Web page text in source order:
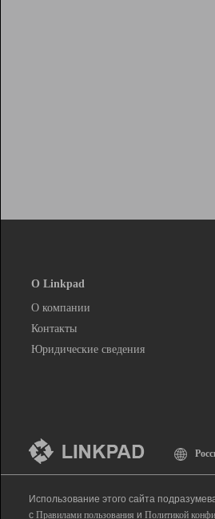
О Linkpad
О компании
Контакты
Юридические сведения
Использование этого сайта
с Правилами пользования и Политикой